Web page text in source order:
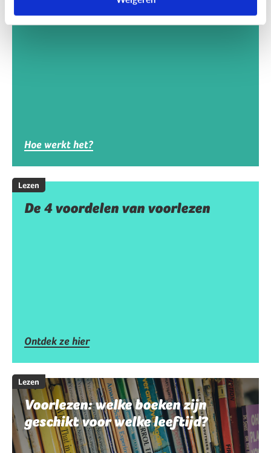
Wat is digitaal voorlezen?
Hoe werkt het?
Lezen
De 4 voordelen van voorlezen
Ontdek ze hier
Lezen
Voorlezen: welke boeken zijn
geschikt voor welke leeftijd?